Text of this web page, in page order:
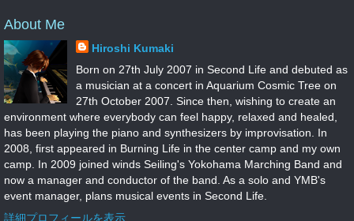
About Me
Hiroshi Kumaki
Born on 27th July 2007 in Second Life and debuted as
a musician at a concert in Aquarium Cosmic Tree on
27th October 2007. Since then, wishing to create an
environment where everybody can feel happy, relaxed and healed,
has been playing the piano and synthesizers by improvisation. In
2008, first appeared in Burning Life in the center camp and my own
camp. In 2009 joined winds Seiling's Yokohama Marching Band and
now a manager and conductor of the band. As a solo and YMB's
event manager, plans musical events in Second Life.
詳細プロフィールを表示